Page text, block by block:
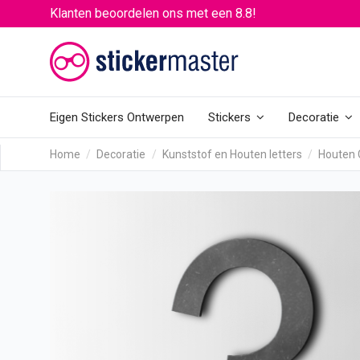
Klanten beoordelen ons met een 8.8!
Eigen Stickers Ontwerpen Stickers Decoratie
Home Decoratie Kunststof en Houten letters Houten